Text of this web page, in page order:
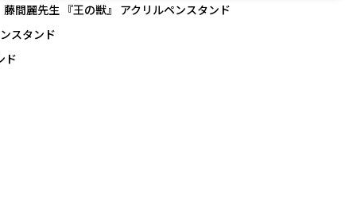
藤間麗先生 『王の獣』 アクリルペンスタンド
スタンド
ド